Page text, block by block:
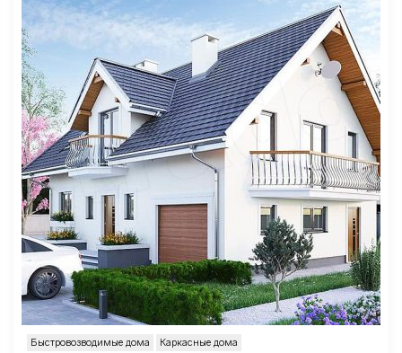
Быстровозводимые дома Каркасные дома